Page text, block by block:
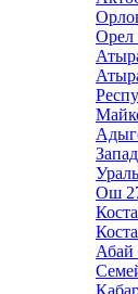
Орел
Ош
Абай